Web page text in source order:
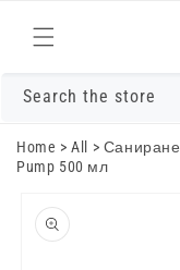
към
съдържанието
Search the store
Home >All > Саниране
Pump 500 мл
информацията
за продукта